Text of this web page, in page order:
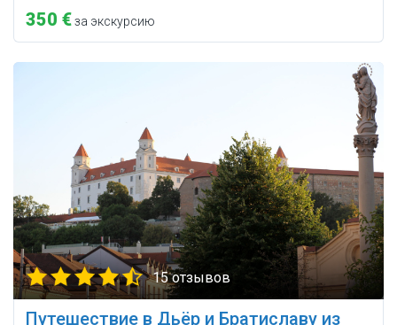
350 €за экскурсию
15 отзывов
Путешествие в Дьёр и Братиславу из